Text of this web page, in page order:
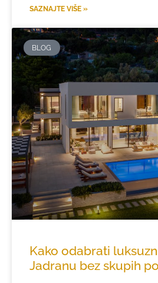
SAZNAJTE VIŠE »
BLOG
Kako odabrati
Jadranu bez skupih